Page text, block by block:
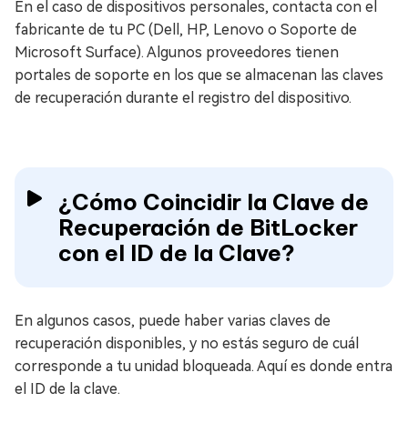
En el caso de dispositivos personales, contacta con el
fabricante de tu PC (Dell, HP, Lenovo o Soporte de
Microsoft Surface). Algunos proveedores tienen
portales de soporte en los que se almacenan las claves
de recuperación durante el registro del dispositivo.
¿Cómo Coincidir la Clave de
Recuperación de BitLocker
con el ID de la Clave?
En algunos casos, puede haber varias claves de
recuperación disponibles, y no estás seguro de cuál
corresponde a tu unidad bloqueada. Aquí es donde entra
el ID de la clave.